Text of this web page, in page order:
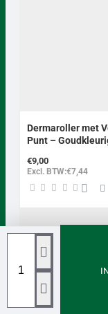
Dermaroller met
Punt –
Acupressuurstick
€9,00
Excl. BTW:€7,44